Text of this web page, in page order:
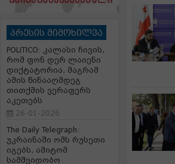
პრესის მიმოხილვა
POLITICO: კალასი ჩივის,
რომ ფონ დერ ლაიენი
დიქტატორია, მაგრამ
ამის წინააღმდეგ
თითქმის ვერაფერს
აკეთებს
26-01-2026
The Daily Telegraph:
უკრაინაში ომს რუსეთი
იგებს, ამიტომ
სამშვიდობო